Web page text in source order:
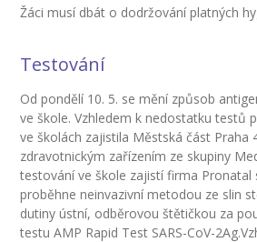
---- Koordinátor vzdělávání
Prvnáčci
-- Co škola nabízí
-- Zápis
-- Odklad
Žáci musí dbát o dodržování platných
Testování
Od pondělí 10. 5. se mění způsob
ve škole. Vzhledem k nedostatku testů
ve školách zajistila Městská část Praha
zdravotnickým zařízením ze skupiny
testování ve škole zajistí firma Pronatal
proběhne neinvazivní metodou ze slin
dutiny ústní, odběrovou štětičkou za
testu AMP Rapid Test SARS-CoV-